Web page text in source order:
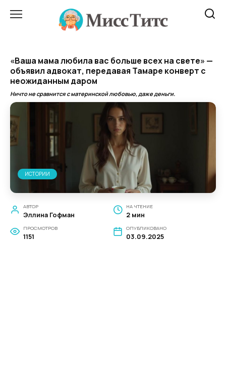
«Ваша мама любила вас больше всех на свете» —
объявил адвокат, передавая Тамаре конверт с
неожиданным даром
Ничто не сравнится с материнской любовью, даже деньги.
ИСТОРИИ
АВТОР
Эллина Гофман
НА ЧТЕНИЕ
2 мин
ПРОСМОТРОВ
1151
ОПУБЛИКОВАНО
03.09.2025